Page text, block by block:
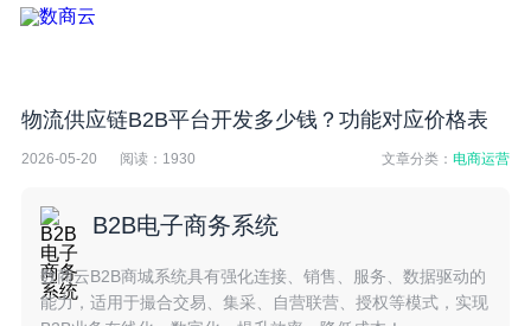
物流供应链B2B平台开发多少钱？功能对应价格表
2026-05-20 阅读： 1930 文章分类：电商运营
B2B电子商务系统
数商云B2B商城系统具有强化连接、销售、服务、数据驱动的
能力，适用于撮合交易、集采、自营联营、授权等模式，实现